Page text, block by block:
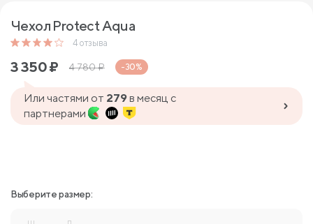
Чехол Protect Aqua
4 отзыва
3 350₽ 4 780₽ -30%
Или частями от 279в месяц с
партнерами
Выберите размер: